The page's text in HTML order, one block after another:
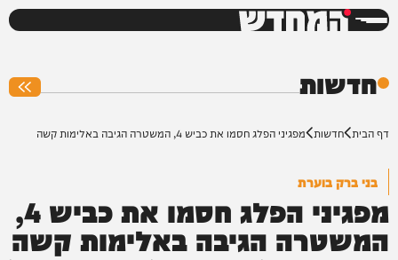
המחדש
חדשות
דף הבית חדשות מפגיני הפלג חסמו את כביש 4, המשטרה הגיבה באלימות קשה
בני ברק בוערת
מפגיני הפלג חסמו את כביש 4,
המשטרה הגיבה באלימות קשה